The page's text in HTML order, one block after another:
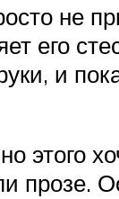
не
его
и
этого
прозе.